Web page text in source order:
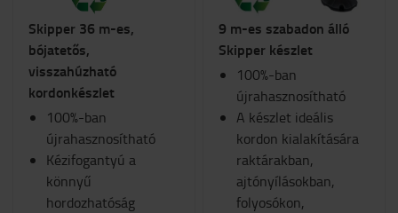
Belső elemek
Ülések
RAM-konzol
Munkaruha
Téli
Munkahely és raktár
Belső égésű motorral felszerelt targonca
Fogyóeszközök
Kategória
Skipper 36 m-es,
bójatetős,
visszahúzható
kordonkészlet
100%-ban
újrahasznosítható
Kézifogantyú a
könnyű
hordozhatóság
9 m-es szabadon álló
Skipper készlet
100%-ban
újrahasznosítható
A készlet ideális
kordon kialakítására
raktárakban,
ajtónyílásokban,
folyosókon,